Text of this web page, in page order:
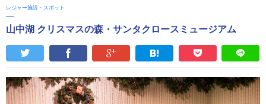
レジャー施設・スポット
山中湖 クリスマスの森・サンタクロースミュージアム